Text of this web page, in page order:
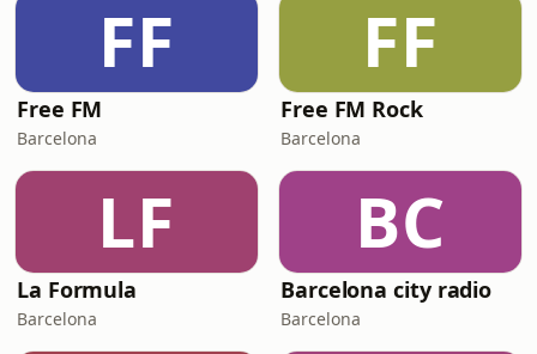
FF
Free FM
Barcelona
FF
Free FM Rock
Barcelona
LF
La Formula
Barcelona
BC
Barcelona city radio
Barcelona